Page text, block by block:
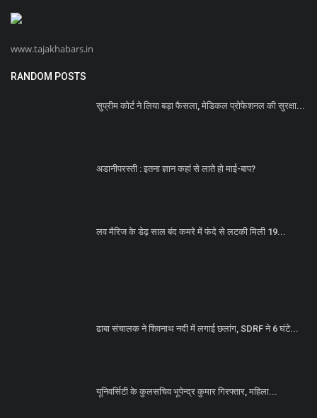
www.tajakhabars.in
RANDOM POSTS
सुप्रीम कोर्ट ने लिया बड़ा फैसला, मेडिकल प्रोफेशनल की सुरक्षा...
अडानीपरस्ती : इतना ज्ञान कहां से लाते हो माई-बाप?
लव मैरिज के डेढ़ साल बंद कमरे में फंदे से लटकी मिली 19...
ढाबा संचालक ने शिवनाथ नदी में लगाई छलांग, SDRF ने 6 घंटे...
यूनिवर्सिटी के कुलसचिव भूपेन्द्र कुमार गिरफ्तार, महिला...